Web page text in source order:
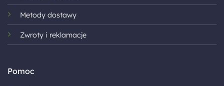
Metody dostawy
Zwroty i reklamacje
Pomoc